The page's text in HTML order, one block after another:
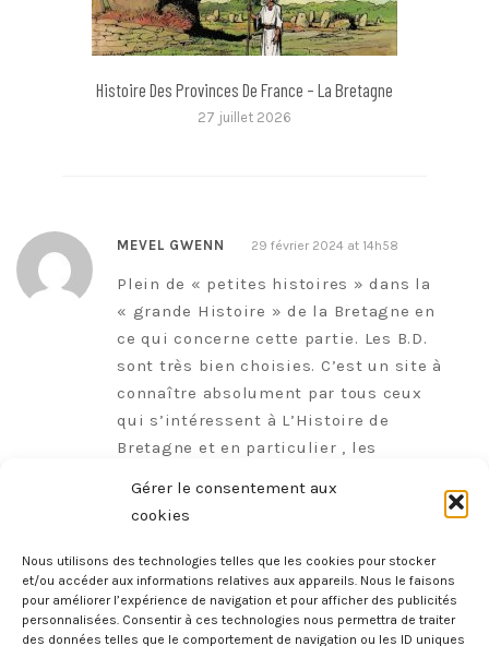
Gérer le consentement aux
cookies
Nous utilisons des technologies telles que les cookies pour stocker
et/ou accéder aux informations relatives aux appareils. Nous le faisons
pour améliorer l’expérience de navigation et pour afficher des publicités
personnalisées. Consentir à ces technologies nous permettra de traiter
des données telles que le comportement de navigation ou les ID uniques
Histoire Des Provinces De France – La Bretagne
27 juillet 2026
MEVEL GWENN 29 février 2024 at 14h58
Plein de « petites histoires » dans la
« grande Histoire » de la Bretagne en
ce qui concerne cette partie. Les B.D.
sont très bien choisies. C’est un site à
connaître absolument par tous ceux
qui s’intéressent à L’Histoire de
Bretagne et en particulier , les
de ces bandes dessinées, on ne peut se
tromper.
Une guide touristique interprète.